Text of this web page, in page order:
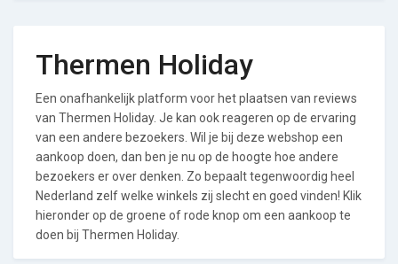
Thermen Holiday
Een onafhankelijk platform voor het plaatsen van reviews
van Thermen Holiday. Je kan ook reageren op de ervaring
van een andere bezoekers. Wil je bij deze webshop een
aankoop doen, dan ben je nu op de hoogte hoe andere
bezoekers er over denken. Zo bepaalt tegenwoordig heel
Nederland zelf welke winkels zij slecht en goed vinden! Klik
hieronder op de groene of rode knop om een aankoop te
doen bij Thermen Holiday.